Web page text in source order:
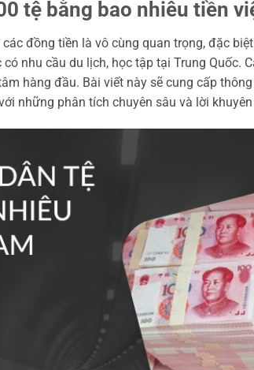
tệ bằng bao nhiêu tiền
đồng tiền là vô cùng quan trọng, đặc
nhu cầu du lịch, học tập tại Trung Quốc.
hàng đầu. Bài viết này sẽ cung cấp
những phân tích chuyên sâu và lời